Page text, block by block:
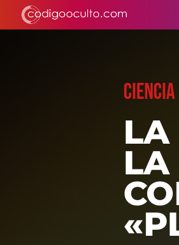
CIENCIA
LA
LA